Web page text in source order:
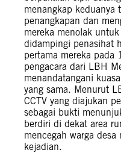
menangkap keduanya
penangkapan dan
mereka menolak
didampingi penasihat
pertama mereka pada
pengacara dari LBH
menandatangani
yang sama. Menurut
CCTV yang diajukan
sebagai bukti
berdiri di dekat area
mencegah warga
kejadian.